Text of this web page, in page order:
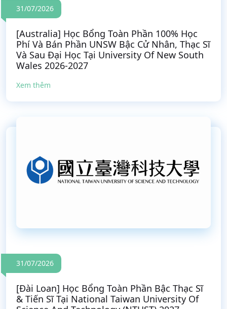
31/07/2026
[Australia] Học Bổng Toàn Phần 100% Học
Phí Và Bán Phần UNSW Bậc Cử Nhân, Thạc Sĩ
Và Sau Đại Học Tại University Of New South
Wales 2026-2027
Xem thêm
31/07/2026
[Đài Loan] Học Bổng Toàn Phần Bậc Thạc Sĩ
& Tiến Sĩ Tại National Taiwan University Of